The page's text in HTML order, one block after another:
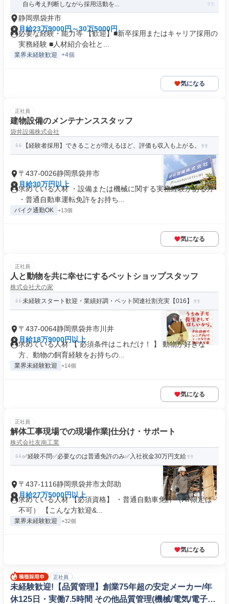
自ら考え判断しながら採用活動を...
静岡県袋井市
月給23万9000円～30万5000円
必要な経験・能力等 【歓迎】■新卒採用またはキャリア採用の
実務経験 ■人材紹介会社と...
業界未経験歓迎 +4個
気になる
正社員
建物設備のメンテナンススタッフ
袋井設備株式会社
【経験者採用】できることが増えるほど、評価も収入も上がる。
〒437-0026静岡県袋井市
月給30万円以上
求めている人材 ・設備または機械に関する実務経験がある方
・普通自動車運転免許をお持ち...
バイク通勤OK +13個
気になる
正社員
人と動物を共に幸せにするペットショップスタッフ
株式会社犬の家
未経験スタート歓迎・業績好調・ペット関連社割充実【016】
〒437-0064静岡県袋井市川井
月給18万9000円以上
求めている人材 【 必須条件はこれだけ！ 】 動物が好きな
方、動物の飼育経験をお持ちの...
業界未経験歓迎 +14個
気になる
正社員
解体工事現場での現場作業|仕分け・サポート
株式会社友南工業
✅経験不問✅必要なのは普通免許のみ✅入社祝金30万円支給
〒437-1116静岡県袋井市太郎助
月給27万5000円以上
求めている人材 【必須資格】 ・普通自動車免許 （AT限定は
不可） 【こんな方歓迎&...
業界未経験歓迎 +32個
気になる
正社員
未経験歓迎!【品質管理】創業75年超の安定メーカー/年
休125日・実働7.5時間 その他品質管理(機械/電気/電子製